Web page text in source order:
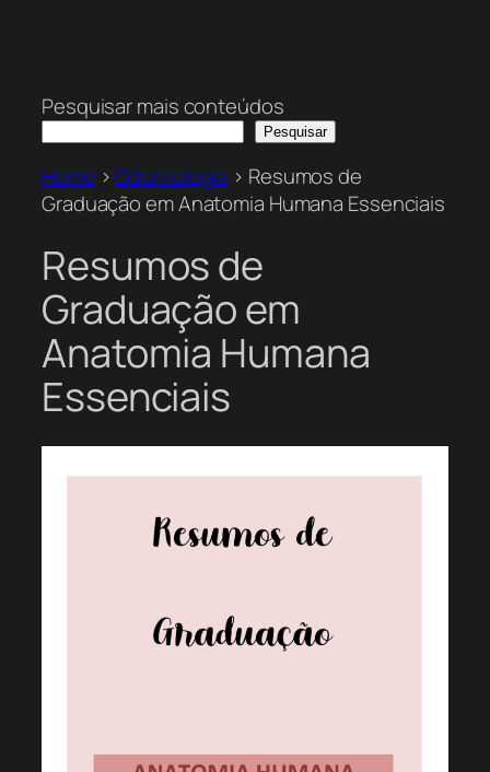
Pesquisar mais conteúdos
Pesquisar
Home >Odontologia > Resumos de
Graduação em Anatomia Humana Essenciais
Resumos de
Graduação em
Anatomia Humana
Essenciais